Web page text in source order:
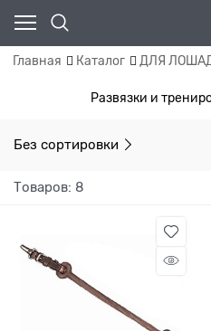
Главная Каталог ДЛЯ
Развязки и
Без сортировки
Товаров: 8